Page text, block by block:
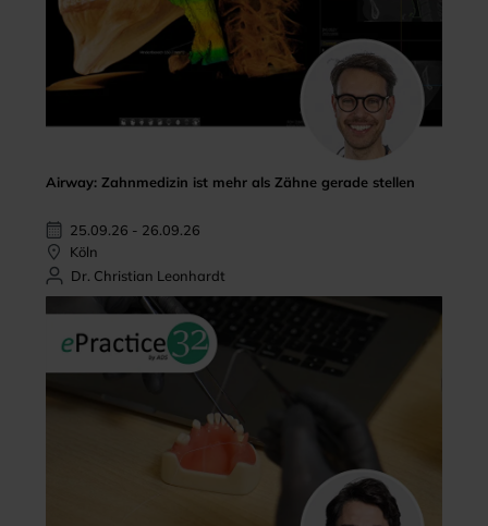
Airway: Zahnmedizin ist mehr als Zähne gerade stellen
25.09.26 - 26.09.26
Köln
Dr. Christian Leonhardt